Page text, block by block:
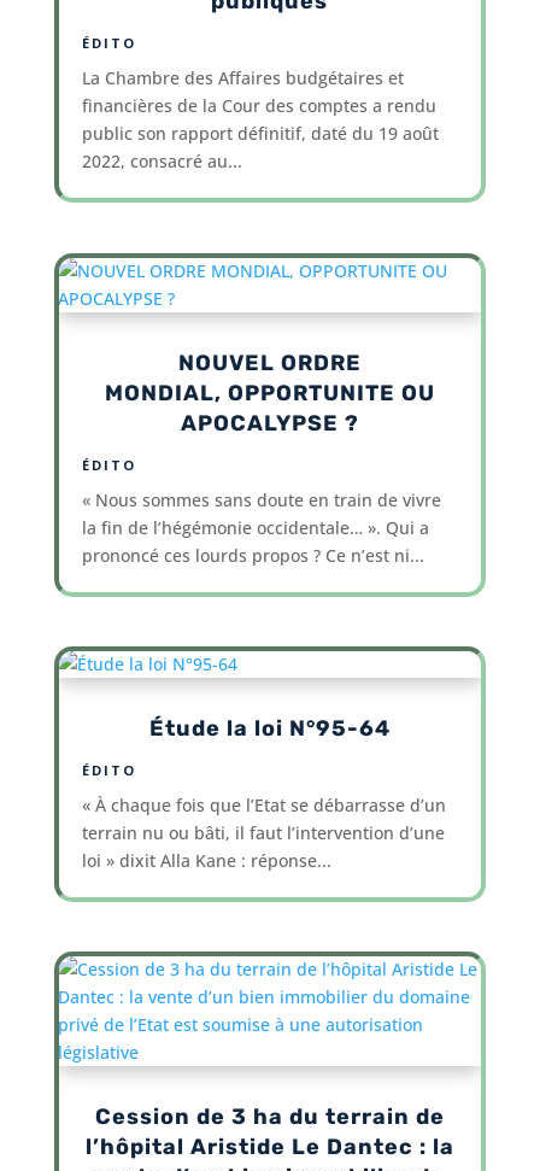
ÉDITO
La Chambre des Affaires budgétaires et
financières de la Cour des comptes a rendu
public son rapport définitif, daté du 19 août
2022, consacré au...
NOUVEL ORDRE
MONDIAL, OPPORTUNITE OU
APOCALYPSE ?
ÉDITO
« Nous sommes sans doute en train de vivre
la fin de l’hégémonie occidentale… ». Qui a
prononcé ces lourds propos ? Ce n’est ni...
Étude la loi N°95-64
ÉDITO
« À chaque fois que l’Etat se débarrasse d’un
terrain nu ou bâti, il faut l’intervention d’une
loi » dixit Alla Kane : réponse...
Cession de 3 ha du terrain de
l’hôpital Aristide Le Dantec : la